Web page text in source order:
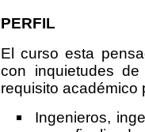
PERFIL
El curso esta
con inquietudes
requisito académico
Ingenieros,